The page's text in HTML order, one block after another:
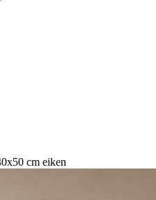
cm eiken